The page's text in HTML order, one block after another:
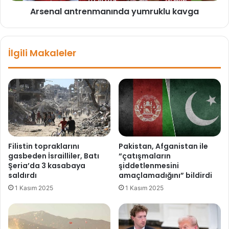
r
k
i
n
i
F
E
T
’
ü
ı
n
d
a
y
m
r
u
u
k
a
Arsenal antrenmanında yumruklu kavga
İlgili Makaleler
Filistin topraklarını
gasbeden İsrailliler, Batı
Şeria’da 3 kasabaya
saldırdı
1 Kasım 2025
Pakistan, Afganistan ile
“çatışmaların
şiddetlenmesini
amaçlamadığını” bildirdi
1 Kasım 2025